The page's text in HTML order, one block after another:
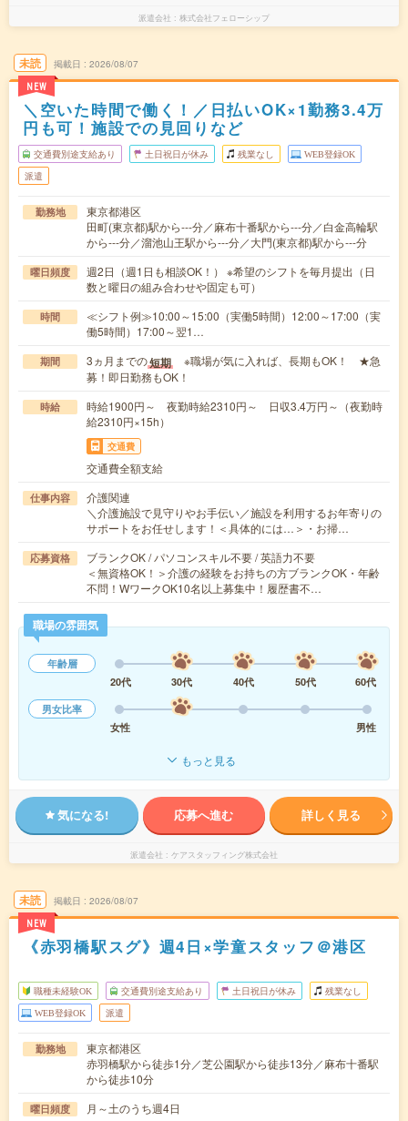
派遣会社 株式会社フェローシップ
未読
NEW
掲載日 2026/08/07
＼空いた時間で働く！／日払いOK×1勤務3.4万
円も可！施設での見回りなど
交通費別途支給あり 土日祝日が休み 残業なし WEB登録OK
派遣
勤務地
東京都港区
田町(東京都)駅から---分／麻布十番駅から---分／白金高輪駅
から---分／溜池山王駅から---分／大門(東京都)駅から---分
曜日頻度
週2日（週1日も相談OK！） ※希望のシフトを毎月提出（日
数と曜日の組み合わせや固定も可）
時間
≪シフト例≫10:00～15:00（実働5時間）12:00～17:00（実
働5時間）17:00～翌1…
期間 3ヵ月までの短期
※職場が気に入れば、長期もOK！ ★急
募！即日勤務もOK！
時給
時給1900円～ 夜勤時給2310円～ 日収3.4万円～（夜勤時
給2310円×15h）
交通費
交通費全額支給
仕事内容
介護関連
＼介護施設で見守りやお手伝い／施設を利用するお年寄りの
サポートをお任せします！＜具体的には…＞・お掃…
応募資格
ブランクOK / パソコンスキル不要 / 英語力不要
＜無資格OK！＞介護の経験をお持ちの方ブランクOK・年齢
不問！WワークOK10名以上募集中！履歴書不…
職場の雰囲気
年齢層
20代
30代 40代 50代
60代
男女比率
女性
男性
もっと見る
気になる! 応募へ進む 詳しく見る
派遣会社 ケアスタッフィング株式会社
未読
NEW
掲載日 2026/08/07
《赤羽橋駅スグ》週4日×学童スタッフ＠港区
職種未経験OK 交通費別途支給あり 土日祝日が休み 残業なし
WEB登録OK 派遣
勤務地
東京都港区
赤羽橋駅から徒歩1分／芝公園駅から徒歩13分／麻布十番駅
から徒歩10分
曜日頻度 月～土のうち週4日